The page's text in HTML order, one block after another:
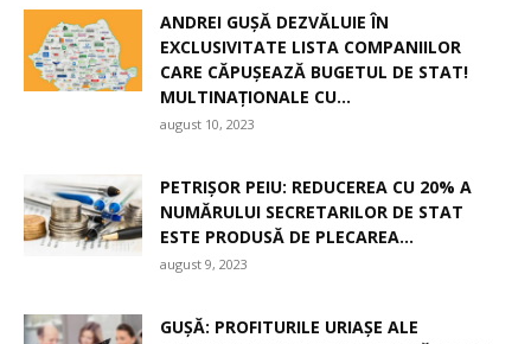
ANDREI GUȘĂ DEZVĂLUIE ÎN
EXCLUSIVITATE LISTA COMPANIILOR
CARE CĂPUȘEAZĂ BUGETUL DE STAT!
MULTINAȚIONALE CU...
august 10, 2023
PETRIȘOR PEIU: REDUCEREA CU 20% A
NUMĂRULUI SECRETARILOR DE STAT
ESTE PRODUSĂ DE PLECAREA...
august 9, 2023
GUȘĂ: PROFITURILE URIAȘE ALE